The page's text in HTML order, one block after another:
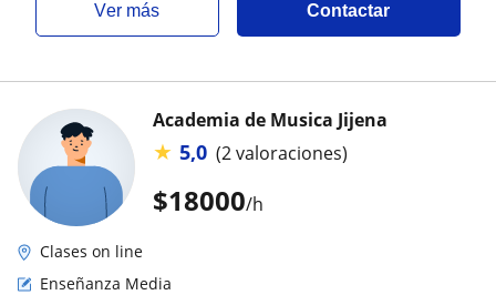
ver más Contactar
$18000/h
Academia de Musica Jijena
★ 5,0 (2 valoraciones)
Clases on line
Enseñanza Media